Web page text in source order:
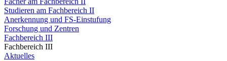
Studieren am Fachbereich II
Anerkennung und FS-Einstufung
Forschung und Zentren
Fachbereich III
Fachbereich III
Aktuelles